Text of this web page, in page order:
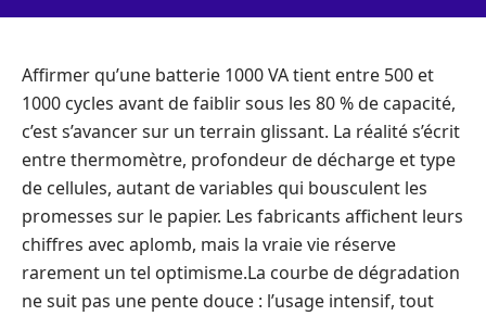
Affirmer qu’une batterie 1000 VA tient entre 500 et
1000 cycles avant de faiblir sous les 80 % de capacité,
c’est s’avancer sur un terrain glissant. La réalité s’écrit
entre thermomètre, profondeur de décharge et type
de cellules, autant de variables qui bousculent les
promesses sur le papier. Les fabricants affichent leurs
chiffres avec aplomb, mais la vraie vie réserve
rarement un tel optimisme.La courbe de dégradation
ne suit pas une pente douce : l’usage intensif, tout